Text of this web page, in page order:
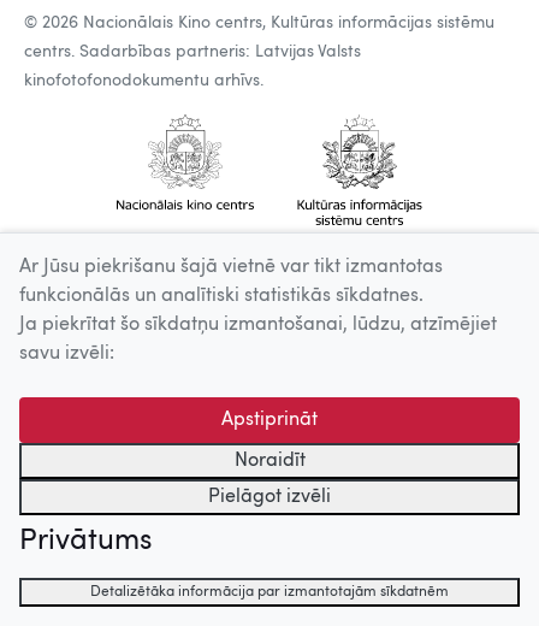
© 2026 Nacionālais Kino centrs, Kultūras informācijas sistēmu
centrs. Sadarbības partneris: Latvijas Valsts
kinofotofonodokumentu arhīvs.
Ar Jūsu piekrišanu šajā vietnē var tikt izmantotas
funkcionālās un analītiski statistikās sīkdatnes.
Ja piekrītat šo sīkdatņu izmantošanai, lūdzu, atzīmējiet
savu izvēli:
Apstiprināt
Noraidīt
Pielāgot izvēli
Privātums
Detalizētāka informācija par izmantotajām sīkdatnēm